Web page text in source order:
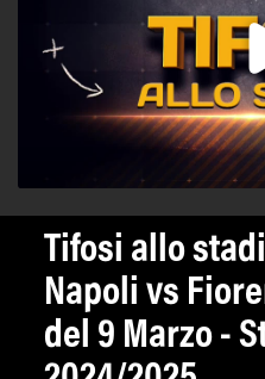
Tifosi allo
Napoli vs
del 9 Marzo -